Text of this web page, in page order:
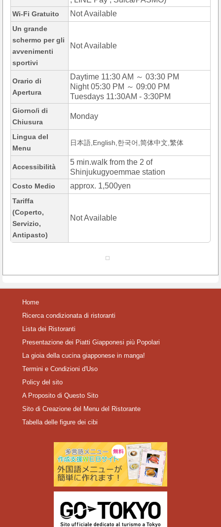
Wi-Fi Gratuito Not Available
Un grande
schermo per gli
avvenimenti
sportivi
Not Available
Orario di
Apertura
Daytime 11:30 AM ～ 03:30 PM
Night 05:30 PM ～ 09:00 PM
Tuesdays 11:30AM - 3:30PM
Giorno/i di
Chiusura
Monday
Lingua del
Menu
日本語,English,한국어,简体中文,繁体
Accessibilità
5 min.walk from the 2 of
Shinjukugyoemmae station
Costo Medio approx. 1,500yen
Tariffa
(Coperto,
Servizio,
Antipasto)
Not Available
Home
Ricerca condizionata di ristoranti
Lista dei Ristoranti
Presentazione dei Piatti Giapponesi più Popolari
La gioia della cucina giapponese in manga!
Termini e Condizioni d'Uso
Policy del sito
A Proposito di Questo Sito
Sito di Creazione del Menu del Ristorante
Tabella delle figure dei cibi